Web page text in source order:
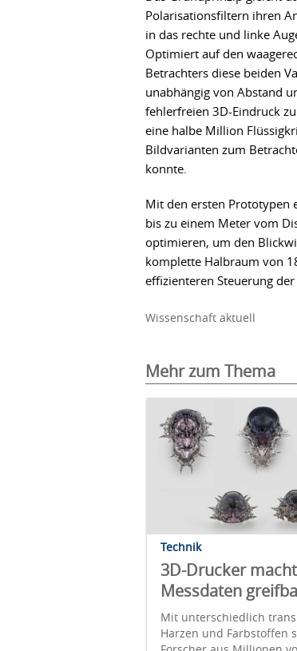
Polarisationsfiltern ihren
in das rechte und linke
Optimiert auf den
Betrachters diese beiden
unabhängig von Abstand
fehlerfreien 3D-Eindruck
eine halbe Million
Bildvarianten zum
konnte.
Mit den ersten Prototypen
bis zu einem Meter vom
optimieren, um den
komplette Halbraum von
effizienteren Steuerung
Wissenschaft aktuell
Mehr zum Thema
Technik
3D-Drucker macht
Messdaten
Mit unterschiedlich
Harzen und Farbstoffen